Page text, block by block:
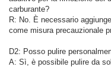
carburante?
R: No. È necessario
come misura precauzionale
D2: Posso pulire
A: Sì, è possibile pulire da